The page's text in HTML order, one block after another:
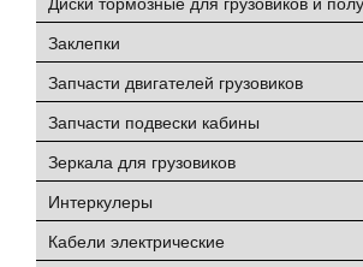
Заклепки
Запчасти двигателей грузовиков
Запчасти подвески кабины
Зеркала для грузовиков
Интеркулеры
Кабели электрические